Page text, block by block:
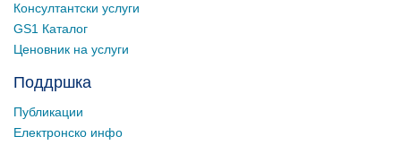
Консултантски услуги
GS1 Каталог
Ценовник на услуги
Поддршка
Публикации
Електронско инфо